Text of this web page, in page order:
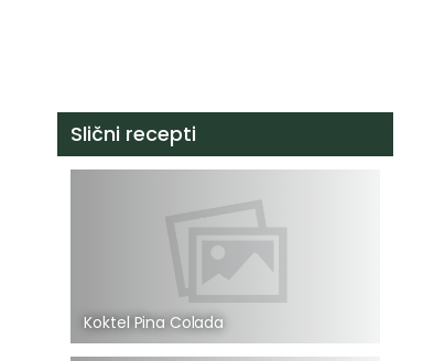
Slični recepti
Koktel Pina Colada